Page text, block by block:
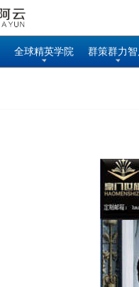
全球精英学院 群策群力